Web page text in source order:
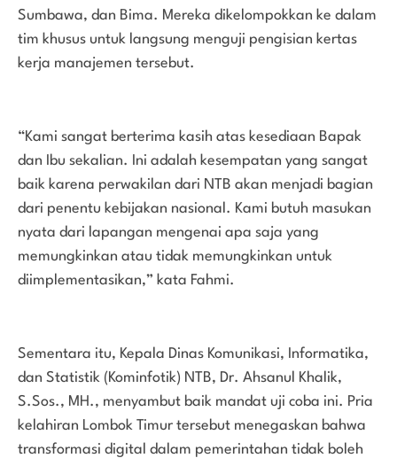
Sumbawa, dan Bima. Mereka dikelompokkan ke dalam
tim khusus untuk langsung menguji pengisian kertas
kerja manajemen tersebut.
“Kami sangat berterima kasih atas kesediaan Bapak
dan Ibu sekalian. Ini adalah kesempatan yang sangat
baik karena perwakilan dari NTB akan menjadi bagian
dari penentu kebijakan nasional. Kami butuh masukan
nyata dari lapangan mengenai apa saja yang
memungkinkan atau tidak memungkinkan untuk
diimplementasikan,” kata Fahmi.
Sementara itu, Kepala Dinas Komunikasi, Informatika,
dan Statistik (Kominfotik) NTB, Dr. Ahsanul Khalik,
S.Sos., MH., menyambut baik mandat uji coba ini. Pria
kelahiran Lombok Timur tersebut menegaskan bahwa
transformasi digital dalam pemerintahan tidak boleh